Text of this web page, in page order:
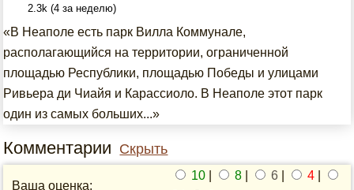
2.3k (4 за неделю)
«В Неаполе есть парк Вилла Коммунале,
располагающийся на территории, ограниченной
площадью Республики, площадью Победы и улицами
Ривьера ди Чиайя и Карассиоло. В Неаполе этот парк
один из самых больших...»
Комментарии Скрыть
Ваша оценка:
10 8 6 4